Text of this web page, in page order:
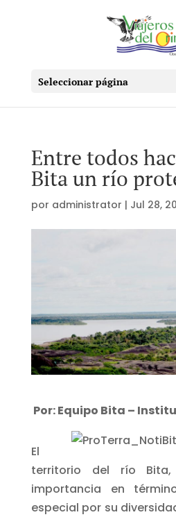
Seleccionar página
Entre todos
Bita un río
por administrator | Jul 28,
Por: Equipo Bita –
El
territorio del río
importancia en
especial por su